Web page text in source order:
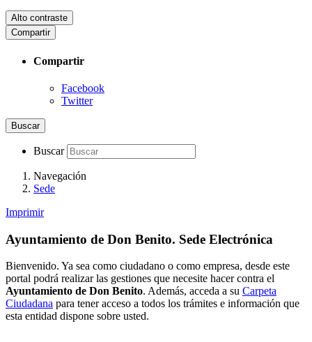
Alto contraste
Compartir
Compartir
Facebook
Twitter
Buscar
Buscar
Navegación
Sede
Imprimir
Ayuntamiento de Don Benito. Sede Electrónica
Bienvenido. Ya sea como ciudadano o como empresa, desde este
portal podrá realizar las gestiones que necesite hacer contra el
Ayuntamiento de Don Benito. Además, acceda a su Carpeta
Ciudadana para tener acceso a todos los trámites e información que
esta entidad dispone sobre usted.